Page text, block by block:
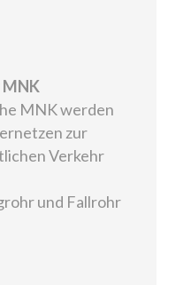
MNK werden
zur
Verkehr
und Fallrohr